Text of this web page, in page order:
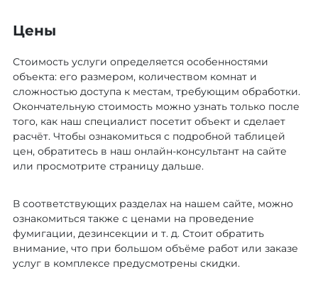
Цены
Стоимость услуги определяется особенностями
объекта: его размером, количеством комнат и
сложностью доступа к местам, требующим обработки.
Окончательную стоимость можно узнать только после
того, как наш специалист посетит объект и сделает
расчёт. Чтобы ознакомиться с подробной таблицей
цен, обратитесь в наш онлайн-консультант на сайте
или просмотрите страницу дальше.
В соответствующих разделах на нашем сайте, можно
ознакомиться также с ценами на проведение
фумигации, дезинсекции и т. д. Стоит обратить
внимание, что при большом объёме работ или заказе
услуг в комплексе предусмотрены скидки.